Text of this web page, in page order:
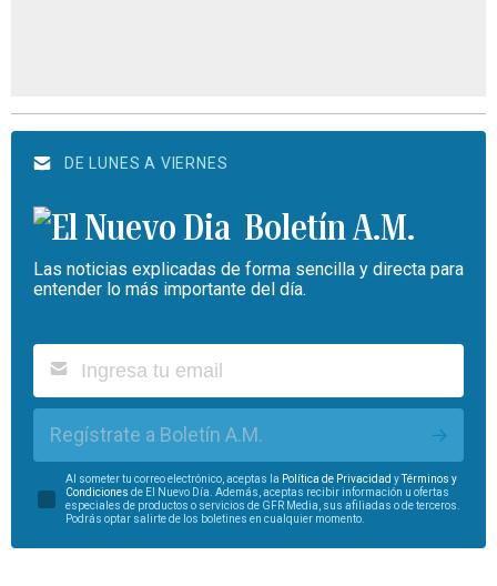
DE LUNES A VIERNES
Boletín A.M.
Las noticias explicadas de forma sencilla y directa para
entender lo más importante del día.
Regístrate a Boletín A.M.
Al someter tu correo electrónico, aceptas la Política de Privacidad yTérminos y
Condiciones de El Nuevo Día. Además, aceptas recibir información u ofertas
especiales de productos o servicios de GFR Media, sus afiliadas o de terceros.
Podrás optar salirte de los boletines en cualquier momento.